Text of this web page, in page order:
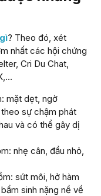
? Theo đó, xét
nhất các hội chứng
Cri Du Chat,
mặt dẹt, ngờ
sự chậm phát
và có thể gây dị
nhẹ cân, đầu nhỏ,
sứt môi, hở hàm
sinh nặng nề về